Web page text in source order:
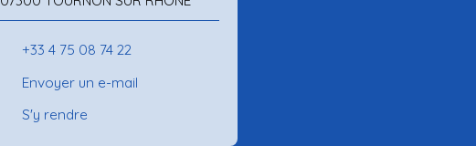
+33 4 75 08 74 22
Envoyer un e-mail
S'y rendre